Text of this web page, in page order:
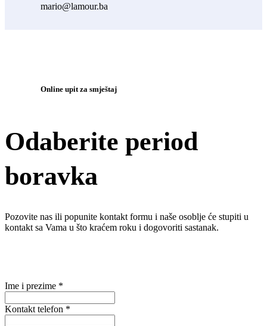
mario@lamour.ba
Online upit za smještaj
Odaberite period
boravka
Pozovite nas ili popunite kontakt formu i naše osoblje će stupiti u
kontakt sa Vama u što kraćem roku i dogovoriti sastanak.
Ime i prezime *
Kontakt telefon *